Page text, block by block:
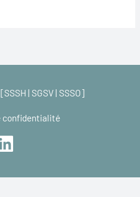
| SGSV | SSSO]
confidentialité